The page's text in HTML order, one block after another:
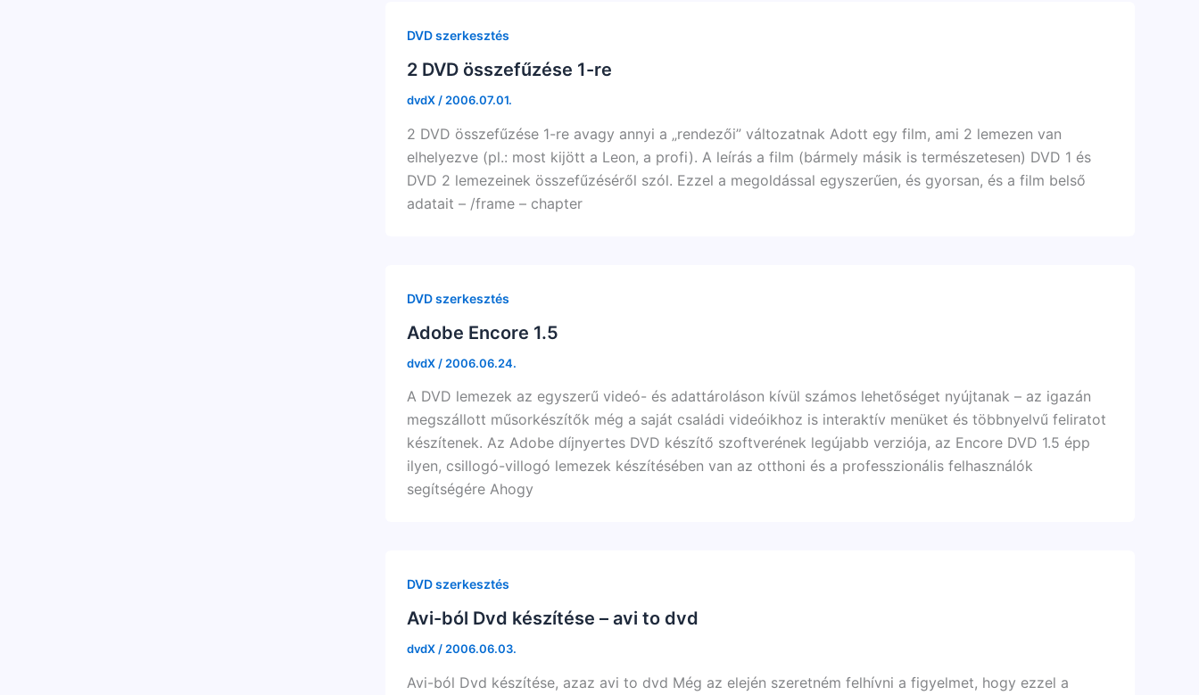
DVD szerkesztés
2 DVD összefűzése 1-re
dvdX / 2006.07.01.
2 DVD összefűzése 1-re avagy annyi a „rendezői” változatnak Adott egy film, ami 2 lemezen van
elhelyezve (pl.: most kijött a Leon, a profi). A leírás a film (bármely másik is természetesen) DVD 1 és
DVD 2 lemezeinek összefűzéséről szól. Ezzel a megoldással egyszerűen, és gyorsan, és a film belső
adatait – /frame – chapter
DVD szerkesztés
Adobe Encore 1.5
dvdX / 2006.06.24.
A DVD lemezek az egyszerű videó- és adattároláson kívül számos lehetőséget nyújtanak – az igazán
megszállott műsorkészítők még a saját családi videóikhoz is interaktív menüket és többnyelvű feliratot
készítenek. Az Adobe díjnyertes DVD készítő szoftverének legújabb verziója, az Encore DVD 1.5 épp
ilyen, csillogó-villogó lemezek készítésében van az otthoni és a professzionális felhasználók
segítségére Ahogy
DVD szerkesztés
Avi-ból Dvd készítése – avi to dvd
dvdX / 2006.06.03.
Avi-ból Dvd készítése, azaz avi to dvd Még az elején szeretném felhívni a figyelmet, hogy ezzel a